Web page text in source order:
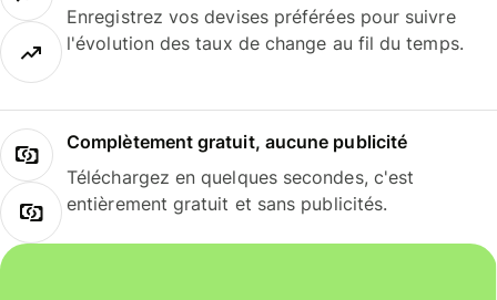
Enregistrez vos devises préférées pour suivre
l'évolution des taux de change au fil du temps.
Complètement gratuit, aucune publicité
Téléchargez en quelques secondes, c'est
entièrement gratuit et sans publicités.